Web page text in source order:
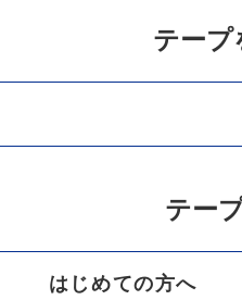
テープ
テー
はじめての方へ